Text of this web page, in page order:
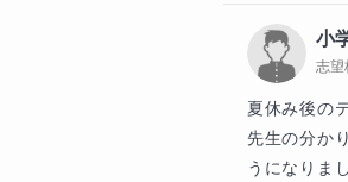
本来、学問
えば主要教
ンクでご用
クラスのみ
・学習院女
・学習院大
・関西学院
・近畿大学
・武庫川女
大学
小
志望
夏休み後の
先生の分か
うになりま